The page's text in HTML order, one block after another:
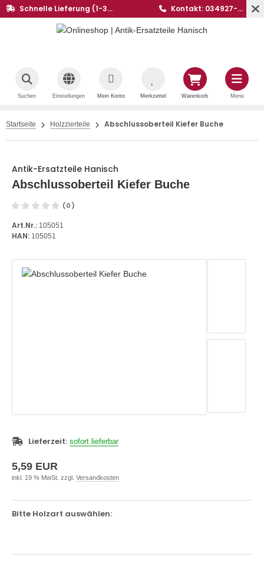
Schnelle Lieferung (1-3
Werktage)
Kontakt: 034927-
20441
Suchen Einstellungen Mein Konto Merkzettel Warenkorb Menü
Startseite Holzzierteile Abschlussoberteil Kiefer Buche
Antik-Ersatzteile Hanisch
Abschlussoberteil Kiefer Buche
(0)
Art.Nr.: 105051
HAN: 105051
Lieferzeit: sofort lieferbar
5,59 EUR
inkl. 19 % MwSt. zzgl. Versandkosten
Bitte Holzart auswählen: